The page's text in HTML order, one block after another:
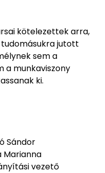
kötelezettek arra,
jutott
sem a
a munkaviszony
ki.
vezető